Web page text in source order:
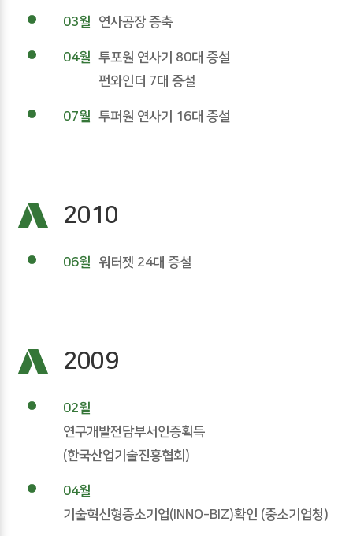
03월 연사공장 증축
04월
투포원 연사기 80대 증설
펀와인더 7대 증설
07월 투퍼원 연사기 16대 증설
2010
06월 워터젯 24대 증설
2009
02월
연구개발전담부서인증획득
(한국산업기술진흥협회)
04월
기술혁신형증소기업(INNO-BIZ)확인 (중소기업청)